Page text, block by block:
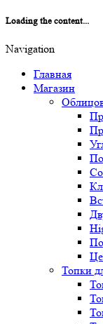
Loading the content...
Navigation
Главная
Магазин
Топки